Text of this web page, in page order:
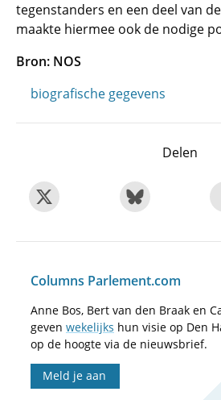
tegenstanders en een deel van
maakte hiermee ook de nodige
Bron: NOS
biografische gegevens
Delen
Columns Parlement.com
Anne Bos, Bert van den Braak en
geven wekelijks hun visie op Den
op de hoogte via de nieuwsbrief.
Meld je aan